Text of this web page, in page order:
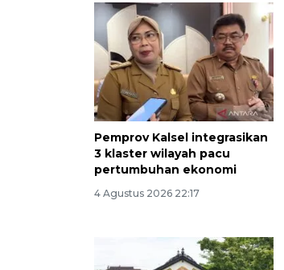
Pemprov Kalsel integrasikan
3 klaster wilayah pacu
pertumbuhan ekonomi
4 Agustus 2026 22:17